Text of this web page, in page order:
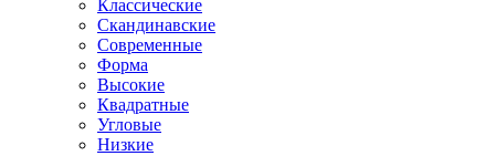
Классические
Скандинавские
Современные
Форма
Высокие
Квадратные
Угловые
Низкие